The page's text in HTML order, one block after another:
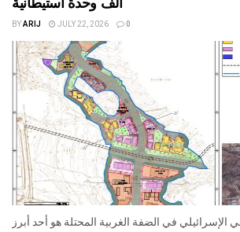
BYARIJ JULY 22, 2026 0
الإسرائيلي في الضفة الغربية المحتلة هو أحد أبرز